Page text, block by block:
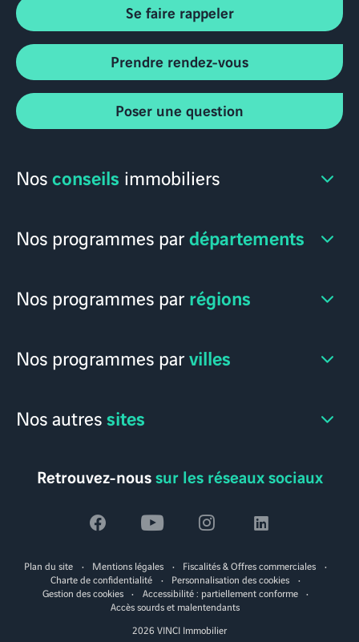
Se faire rappeler
Prendre rendez-vous
Poser une question
Nosconseils immobiliers
Nos programmes pardépartements
Nos programmes par régions
Nos programmes parvilles
Nos autressites
Retrouvez-noussur les réseaux sociaux
Voir
la
page
facebook
Voir
la
page
youtube
Voir
la
page
instagram
Voir
page
linkedin
Plan du site Mentions légales
Fiscalités & Offres commerciales
Charte de confidentialité
Personnalisation des cookies
Gestion des cookies
Accessibilité : partiellement conforme
Accès sourds et malentendants
2026 VINCI Immobilier